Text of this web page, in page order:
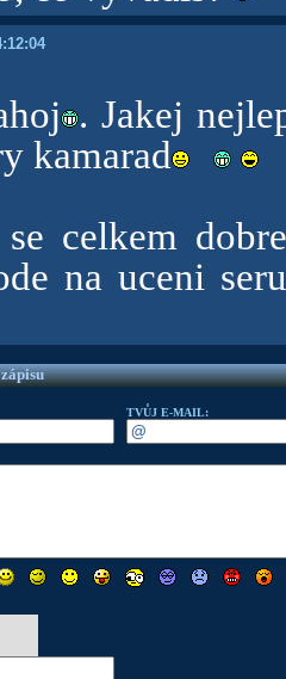
. Jakej
kamarad
celkem
na uceni
TVŮJ E-MAIL: